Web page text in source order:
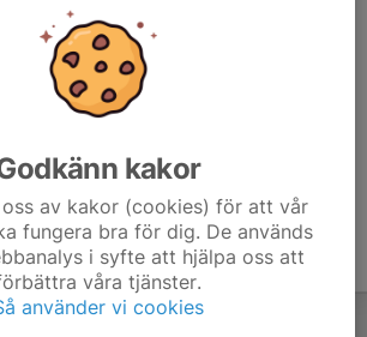
i efterhand).
kakor
av kakor (cookies) för att vår
fungera bra för dig. De används
i syfte att hjälpa oss att
våra tjänster.
använder vi cookies